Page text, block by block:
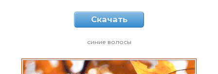
Скачать
синие волосы